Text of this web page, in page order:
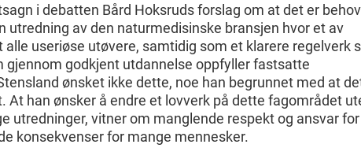
i debatten Bård Hoksruds forslag om at det er
utredning av den naturmedisinske bransjen hvor et av
useriøse utøvere, samtidig som et klarere regelverk
gjennom godkjent utdannelse oppfyller fastsatte
ønsket ikke dette, noe han begrunnet med at
At han ønsker å endre et lovverk på dette fagområdet
utredninger, vitner om manglende respekt og ansvar for
konsekvenser for mange mennesker.